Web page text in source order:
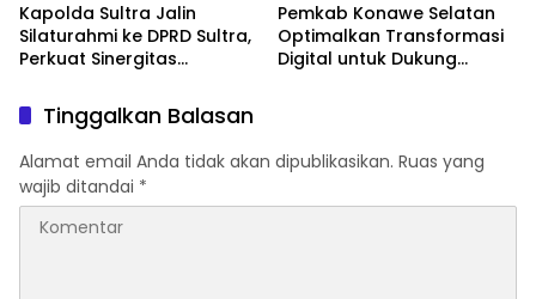
Kapolda Sultra Jalin
Silaturahmi ke DPRD Sultra,
Perkuat Sinergitas
Kemajuan Daerah
Pemkab Konawe Selatan
Optimalkan Transformasi
Digital untuk Dukung
Tinggalkan Balasan
Alamat email Anda tidak akan dipublikasikan. Ruas yang
wajib ditandai *